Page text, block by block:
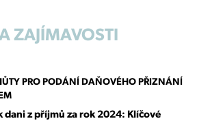
ZAJÍMAVOSTI
PRO PODÁNÍ DAŇOVÉHO PŘIZNÁNÍ
dani z příjmů za rok 2024: Klíčové